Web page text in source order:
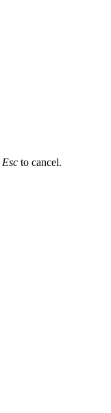
Esc to cancel.